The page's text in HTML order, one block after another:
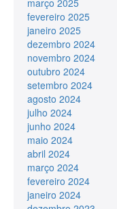
fevereiro 2025
janeiro 2025
dezembro 2024
novembro 2024
outubro 2024
setembro 2024
agosto 2024
julho 2024
junho 2024
maio 2024
abril 2024
março 2024
fevereiro 2024
janeiro 2024